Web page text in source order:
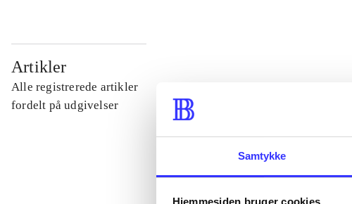
Samtykke
Artikler
Alle registrerede artikler
fordelt på udgivelser